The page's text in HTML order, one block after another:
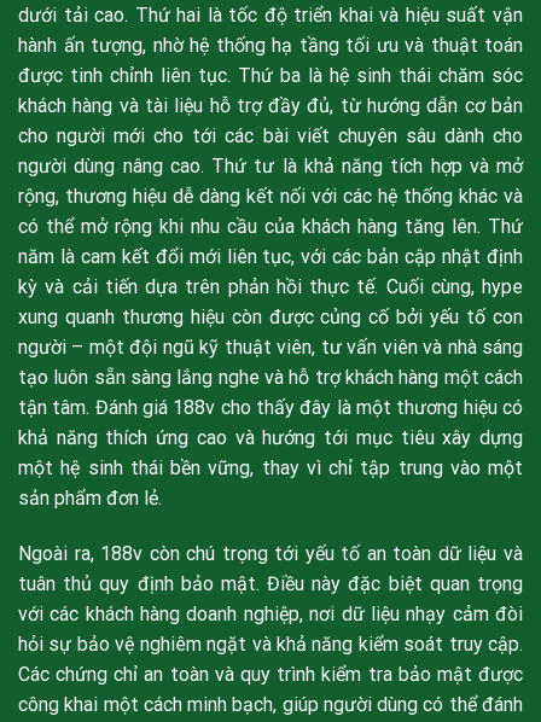
dưới tải cao. Thứ hai là tốc độ triển khai và hiệu suất vận
hành ấn tượng, nhờ hệ thống hạ tầng tối ưu và thuật toán
được tinh chỉnh liên tục. Thứ ba là hệ sinh thái chăm sóc
khách hàng và tài liệu hỗ trợ đầy đủ, từ hướng dẫn cơ bản
cho người mới cho tới các bài viết chuyên sâu dành cho
người dùng nâng cao. Thứ tư là khả năng tích hợp và mở
rộng, thương hiệu dễ dàng kết nối với các hệ thống khác và
có thể mở rộng khi nhu cầu của khách hàng tăng lên. Thứ
năm là cam kết đổi mới liên tục, với các bản cập nhật định
kỳ và cải tiến dựa trên phản hồi thực tế. Cuối cùng, hype
xung quanh thương hiệu còn được củng cố bởi yếu tố con
người – một đội ngũ kỹ thuật viên, tư vấn viên và nhà sáng
tạo luôn sẵn sàng lắng nghe và hỗ trợ khách hàng một cách
tận tâm. Đánh giá 188v cho thấy đây là một thương hiệu có
khả năng thích ứng cao và hướng tới mục tiêu xây dựng
một hệ sinh thái bền vững, thay vì chỉ tập trung vào một
sản phẩm đơn lẻ.
Ngoài ra, 188v còn chú trọng tới yếu tố an toàn dữ liệu và
tuân thủ quy định bảo mật. Điều này đặc biệt quan trọng
với các khách hàng doanh nghiệp, nơi dữ liệu nhạy cảm đòi
hỏi sự bảo vệ nghiêm ngặt và khả năng kiểm soát truy cập.
Các chứng chỉ an toàn và quy trình kiểm tra bảo mật được
công khai một cách minh bạch, giúp người dùng có thể đánh